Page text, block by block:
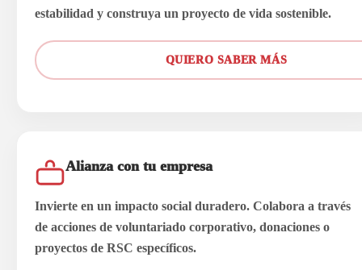
estabilidad y construya un proyecto de vida sostenible.
QUIERO SABER MÁS
Alianza con tu empresa
Invierte en un impacto social duradero. Colabora a través
de acciones de voluntariado corporativo, donaciones o
proyectos de RSC específicos.